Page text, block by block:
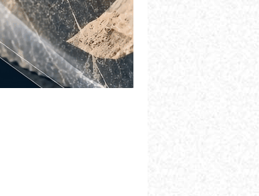
Nemački "Eberspacher"
održao dan dobavljača